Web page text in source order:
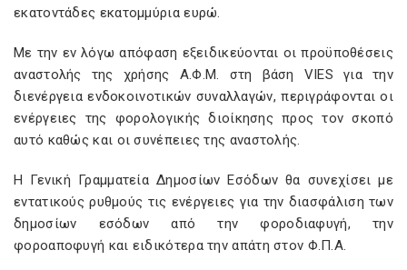
εκατοντάδες εκατομμύρια ευρώ.
Με την εν λόγω απόφαση εξειδικεύονται οι προϋποθέσεις
αναστολής της χρήσης Α.Φ.Μ. στη βάση VIES για την
διενέργεια ενδοκοινοτικών συναλλαγών, περιγράφονται οι
ενέργειες της φορολογικής διοίκησης προς τον σκοπό
αυτό καθώς και οι συνέπειες της αναστολής.
Η Γενική Γραμματεία Δημοσίων Εσόδων θα συνεχίσει με
εντατικούς ρυθμούς τις ενέργειες για την διασφάλιση των
δημοσίων εσόδων από την φοροδιαφυγή, την
φοροαποφυγή και ειδικότερα την απάτη στον Φ.Π.Α.